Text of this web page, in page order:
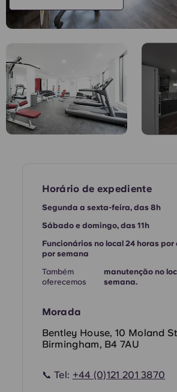
Chinese
Español
Català
Deutsch
French
Portuguese
Horário de expediente
Segunda a sexta-feira, das 8h
Sábado e domingo, das 11h
Funcionários no local 24 horas por
por semana
Também
oferecemos
manutenção no
semana.
Morada
Bentley House, 10 Moland
Birmingham, B4 7AU
📞 Tel: +44 (0)121 201 3870